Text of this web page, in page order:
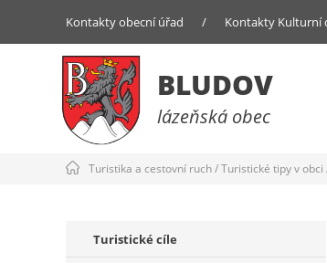
Kontakty obecní úřad / Kontakty Kulturní
BLUDOV
lázeňská obec
Turistika a cestovní ruch/Turistické tipy v obci
Turistické cíle